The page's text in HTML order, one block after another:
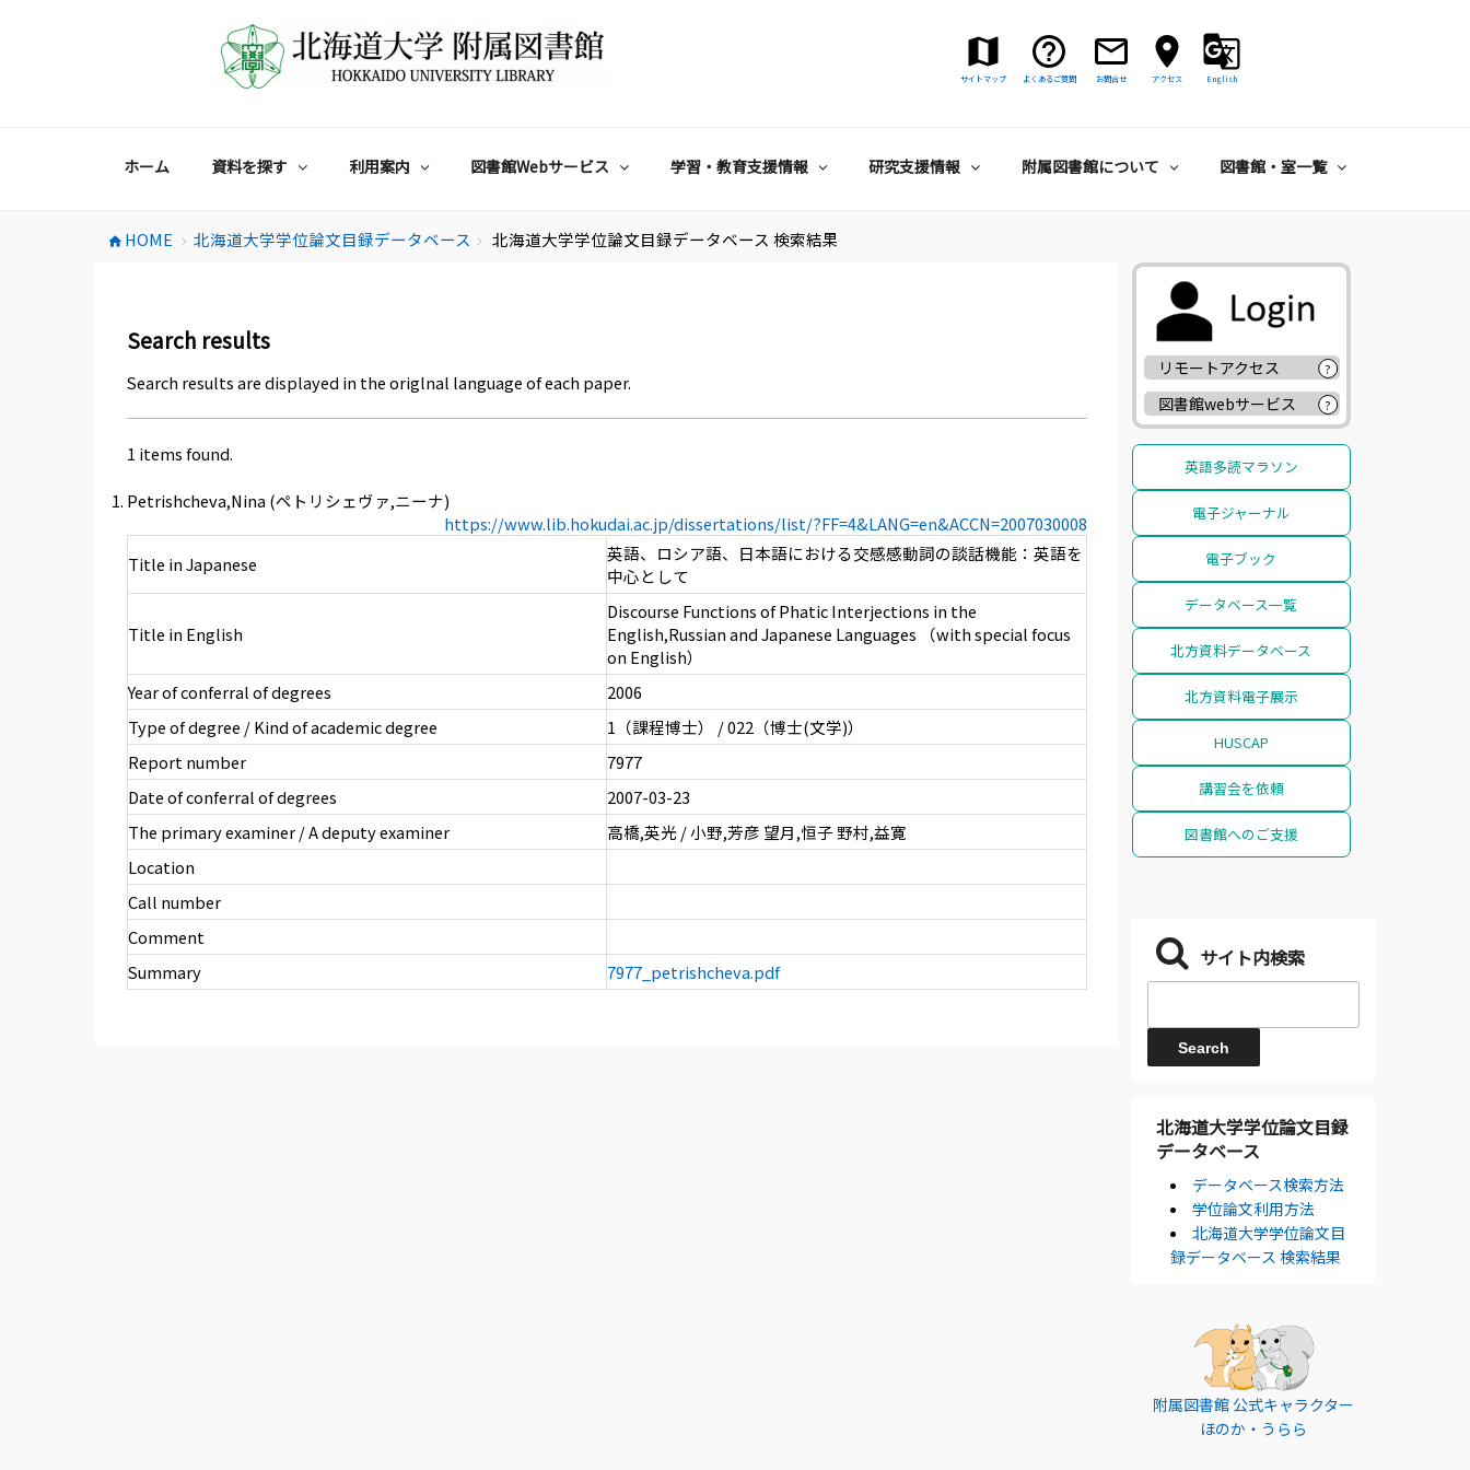
サイトマップ よくあるご質問 お問合せ アクセス English
ホーム 資料を探す 利用案内 図書館Webサービス 学習・教育支援情報 研究支援情報 附属図書館について 図書館・室一覧
home HOME chevron_right 北海道大学学位論文目録データベース chevron_right 北海道大学学位論文目録データベース 検索結果
Search results
Search results are displayed in the origlnal language of each paper.
1 items found.
Petrishcheva,Nina (ペトリシェヴァ,ニーナ)
https://www.lib.hokudai.ac.jp/dissertations/list/?FF=4&LANG=en&ACCN=2007030008
Title in Japanese
英語、ロシア語、日本語における交感感動詞の談話機能：英語を
中心として
Title in English
Discourse Functions of Phatic Interjections in the
English,Russian and Japanese Languages （with special focus
on English）
Year of conferral of degrees
2006
Type of degree / Kind of academic degree
1（課程博士） / 022（博士(文学)）
Report number
7977
Date of conferral of degrees
2007-03-23
The primary examiner / A deputy examiner
高橋,英光 / 小野,芳彦 望月,恒子 野村,益寛
Location
Call number
Comment
Summary
7977_petrishcheva.pdf
リモートアクセス ?
図書館webサービス ?
英語多読マラソン
電子ジャーナル
電子ブック
データベース一覧
北方資料データベース
北方資料電子展示
HUSCAP
講習会を依頼
図書館へのご支援
サイト内検索
北海道大学学位論文目録
データベース
データベース検索方法
学位論文利用方法
北海道大学学位論文目
録データベース 検索結果
附属図書館 公式キャラクター
ほのか・うらら